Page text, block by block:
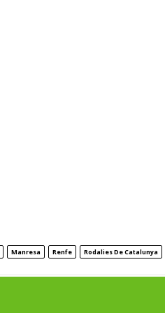
Manresa Renfe Rodalies De Catalunya